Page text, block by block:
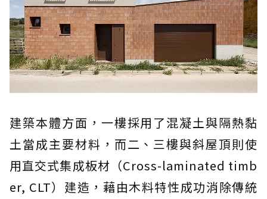
建築本體方面，一樓採用了混凝土與隔熱黏
土當成主要材料，而二、三樓與斜屋頂則使
用直交式集成板材（Cross-laminated timb
er, CLT）建造，藉由木料特性成功消除傳統